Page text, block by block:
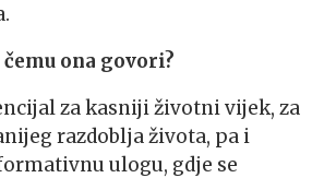
ona govori?
za kasniji životni vijek, za
razdoblja života, pa i
ulogu, gdje se